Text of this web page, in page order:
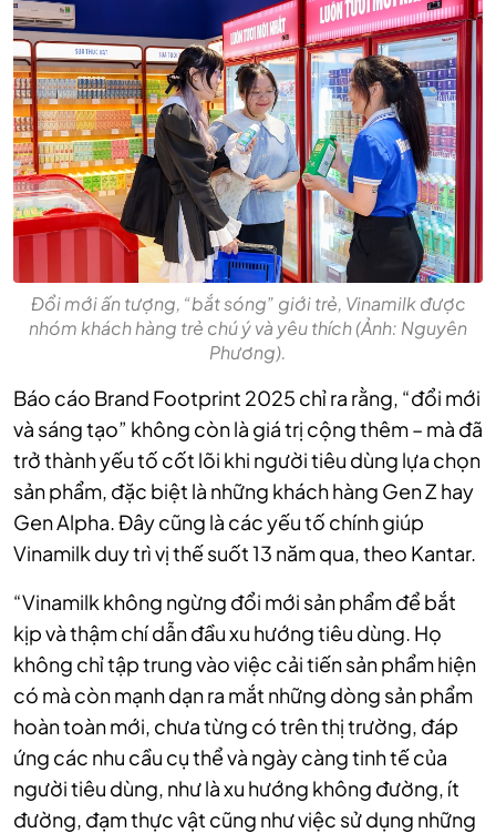
Đổi mới ấn tượng, “bắt sóng” giới trẻ, Vinamilk được
nhóm khách hàng trẻ chú ý và yêu thích (Ảnh: Nguyên
Phương).
Báo cáo Brand Footprint 2025 chỉ ra rằng, “đổi mới
và sáng tạo” không còn là giá trị cộng thêm – mà đã
trở thành yếu tố cốt lõi khi người tiêu dùng lựa chọn
sản phẩm, đặc biệt là những khách hàng Gen Z hay
Gen Alpha. Đây cũng là các yếu tố chính giúp
Vinamilk duy trì vị thế suốt 13 năm qua, theo Kantar.
“Vinamilk không ngừng đổi mới sản phẩm để bắt
kịp và thậm chí dẫn đầu xu hướng tiêu dùng. Họ
không chỉ tập trung vào việc cải tiến sản phẩm hiện
có mà còn mạnh dạn ra mắt những dòng sản phẩm
hoàn toàn mới, chưa từng có trên thị trường, đáp
ứng các nhu cầu cụ thể và ngày càng tinh tế của
người tiêu dùng, như là xu hướng không đường, ít
đường, đạm thực vật cũng như việc sử dụng những